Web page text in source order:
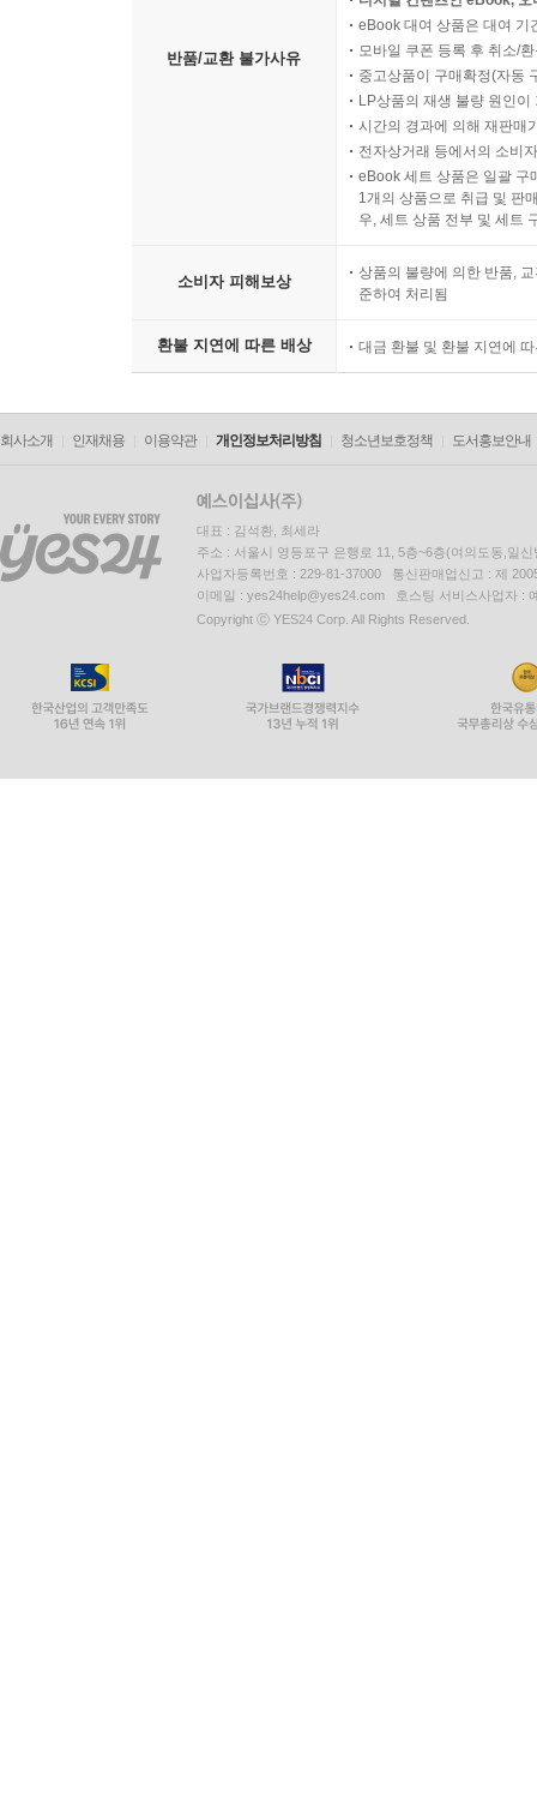
반품/교환 불가사유
eBook 대여 상품은 대여 기
모바일 쿠폰 등록 후 취소/
중고상품이 구매확정(자동
LP상품의 재생 불량 원인
시간의 경과에 의해 재판매
전자상거래 등에서의 소비
eBook 세트 상품은 일괄 구
1개의 상품으로 취급 및 판
우, 세트 상품 전부 및 세트
소비자 피해보상
상품의 불량에 의한 반품,
준하여 처리됨
환불 지연에 따른 배상 대금 환불 및 환불 지연에
회사소개 인재채용 이용약관 개인정보처리방침 청소년보호정책 도서홍보안내
대표 : 김석환, 최세라
주소 : 서울시 영등포구 은행로 11, 5층~6층(여의도동,일신
사업자등록번호 : 229-81-37000 통신판매업신고 : 제
이메일 : yes24help@yes24.com 호스팅 서비스사업자 :
Copyright ⓒ YES24 Corp. All Rights Reserved.